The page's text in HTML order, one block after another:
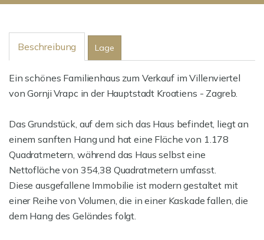
Beschreibung Lage
Ein schönes Familienhaus zum Verkauf im Villenviertel
von Gornji Vrapc in der Hauptstadt Kroatiens - Zagreb.
Das Grundstück, auf dem sich das Haus befindet, liegt an
einem sanften Hang und hat eine Fläche von 1.178
Quadratmetern, während das Haus selbst eine
Nettofläche von 354,38 Quadratmetern umfasst.
Diese ausgefallene Immobilie ist modern gestaltet mit
einer Reihe von Volumen, die in einer Kaskade fallen, die
dem Hang des Geländes folgt.